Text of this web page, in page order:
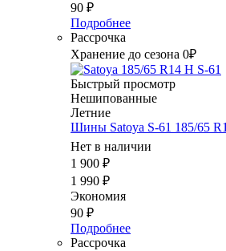
90 ₽
Подробнее
Рассрочка
Хранение до сезона 0₽
Быстрый просмотр
Нешипованные
Летние
Шины Satoya S-61 185/65
Нет в наличии
1 900 ₽
1 990 ₽
Экономия
90 ₽
Подробнее
Рассрочка